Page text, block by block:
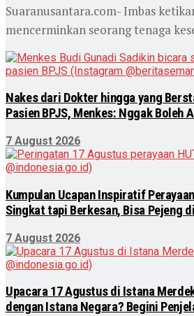
Suaranusantara.com- Imbas
mencerminkan seorang tenaga
Nakes dari Dokter hingga yang
Pasien BPJS, Menkes: Nggak Boleh
7 August 2026
Kumpulan Ucapan Inspiratif
Singkat tapi Berkesan, Bisa Pejeng
7 August 2026
Upacara 17 Agustus di Istana
dengan Istana Negara? Begini